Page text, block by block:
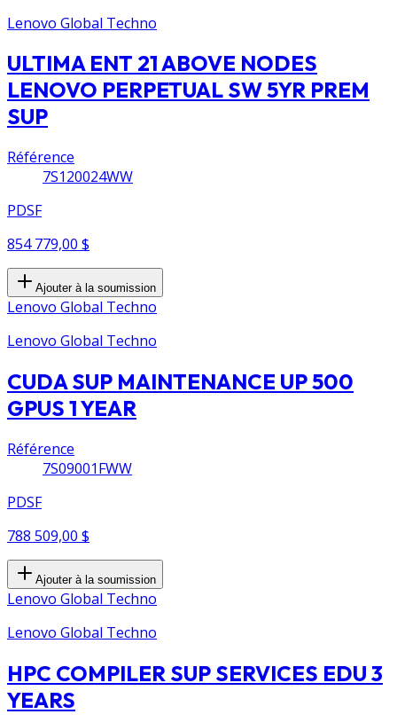
Lenovo Global Techno
ULTIMA ENT 21 ABOVE NODES
LENOVO PERPETUAL SW 5YR PREM
SUP
Référence
7S120024WW
PDSF
854 779,00 $
Ajouter à la soumission
Lenovo Global Techno
Lenovo Global Techno
CUDA SUP MAINTENANCE UP 500
GPUS 1 YEAR
Référence
7S09001FWW
PDSF
788 509,00 $
Ajouter à la soumission
Lenovo Global Techno
Lenovo Global Techno
HPC COMPILER SUP SERVICES EDU 3
YEARS